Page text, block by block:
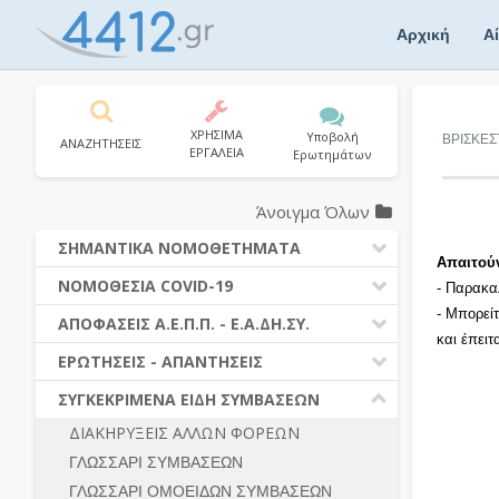
Αρχική
-
-
και
ΑΝΑΖΗΤΗΣΕΙΣ
ΧΡΗΣΙΜΑ
ΕΡΓΑΛΕΙΑ
Υποβολή
Ερωτημάτων
Άνοιγμα Όλων
ΣΗΜΑΝΤΙΚΑ ΝΟΜΟΘΕΤΗΜΑΤΑ
ΔΗΜΟΣΙΕΣ ΣΥΜΒΑΣΕΙΣ (Ν. 4412/2016)
ΔΗΜΟΤΙΚΟΣ ΚΩΔΙΚΑΣ (Ν.3463/2006)
ΚΑΛΛΙΚΡΑΤΗΣ (Ν.3852/2010)
ΝΟΜΟΘΕΣΙΑ - ΝΟΜΟΛΟΓΙΑ (ΣΥΝΟΛΟ)
ΝΟΜΟΘΕΣΙΑ COVID-19
ΝΟΜΟΘΕΣΙΑ - ΝΟΜΟΛΟΓΙΑ COVID -19
ΕΡΩΤΗΣΕΙΣ - ΑΠΑΝΤΗΣΕΙΣ
ΑΠΟΦΑΣΕΙΣ Α.Ε.Π.Π. - Ε.Α.ΔΗ.ΣΥ.
ΠΡΟΔΙΚΑΣΤΙΚΗ ΠΡΟΣΦΥΓΗ
ΓΕΝΙΚΟΙ ΚΑΝΟΝΕΣ
ΔΙΚΑΙΟΥΜΕΝΟΙ ΣΥΜΜΕΤΟΧΗΣ
ΠΡΟΣΦΟΡΕΣ – ΔΙΚΑΙΟΛΟΓΗΤΙΚΑ
ΣΥΜΜΕΤΟΧΗΣ
ΕΡΩΤΗΣΕΙΣ - ΑΠΑΝΤΗΣΕΙΣ
Ν. 4782/2021 - ΤΡΟΠΟΠΟΙΗΣΗ
4412/2016
ΔΙΕΞΑΓΩΓΗ ΔΙΑΔΙΚΑΣΙΑΣ
ΔΙΑΔΙΚΑΣΙΕΣ ΑΝΑΘΕΣΗΣ
ΣΥΓΚΕΚΡΙΜΕΝΑ ΕΙΔΗ ΣΥΜΒΑΣΕΩΝ
ΔΙΑΚΗΡΥΞΕΙΣ ΑΛΛΩΝ ΦΟΡΕΩΝ
ΓΛΩΣΣΑΡΙ ΣΥΜΒΑΣΕΩΝ
ΓΛΩΣΣΑΡΙ ΟΜΟΕΙΔΩΝ ΣΥΜΒΑΣΕΩΝ